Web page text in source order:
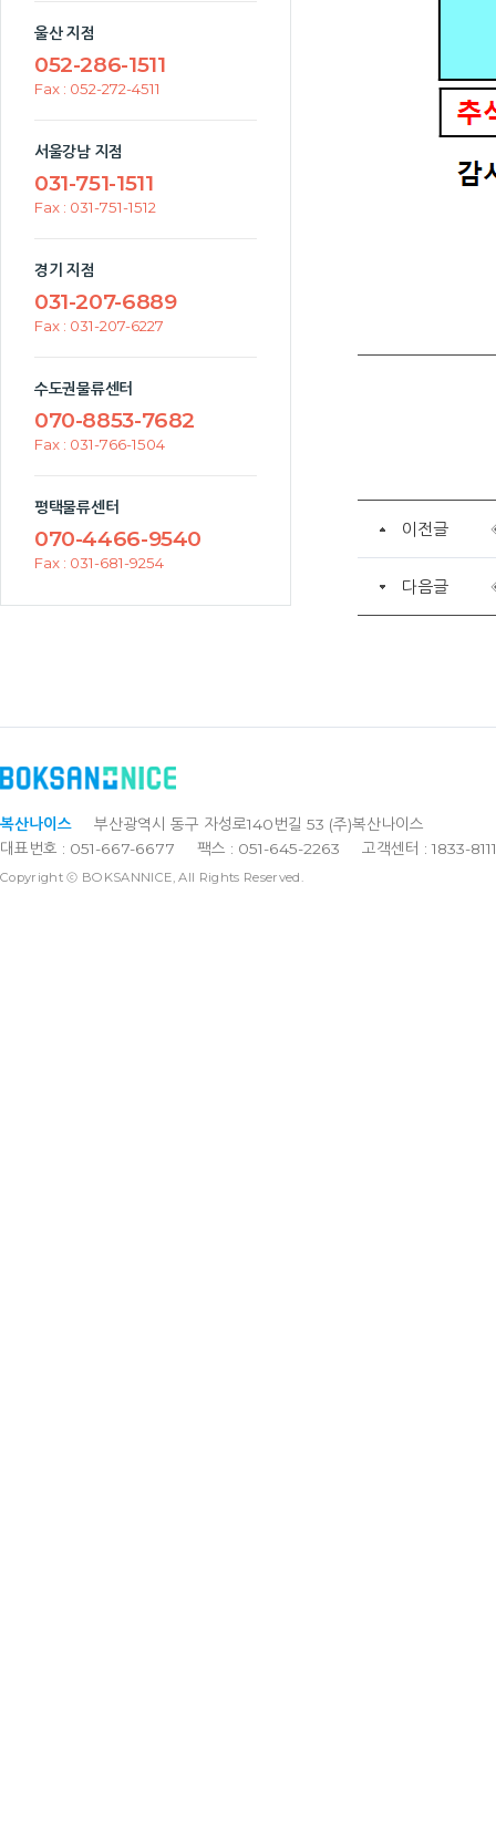
울산 지점
052-286-1511
Fax : 052-272-4511
서울강남 지점
031-751-1511
Fax : 031-751-1512
경기 지점
031-207-6889
Fax : 031-207-6227
수도권물류센터
070-8853-7682
Fax : 031-766-1504
평택물류센터
070-4466-9540
Fax : 031-681-9254
이전글
다음글
복산나이스
부산광역시 동구 자성로140번길 53 (주)복산나이스
대표번호 : 051-667-6677
팩스 : 051-645-2263 고객센터 : 1833-8111
Copyright ⓒ BOKSANNICE, All Rights Reserved.